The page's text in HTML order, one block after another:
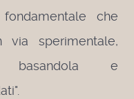
che
via sperimentale,
basandola e